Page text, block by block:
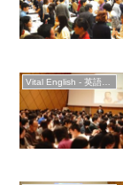
Vital English - 英語勉強会